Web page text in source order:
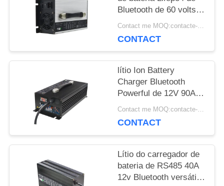
POLICY
Bluetooth de 60 volts
inteligente
Contact me MOQ:contacte-me
CONTACT
lítio Ion Battery
Charger Bluetooth
Powerful de 12V 90A
24V 36V 48V
Contact me MOQ:contacte-me
CONTACT
Lítio do carregador de
bateria de RS485 40A
12v Bluetooth versátil e